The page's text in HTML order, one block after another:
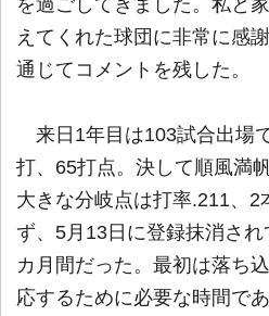
を過ごしてきました。私と
えてくれた球団に非常に感
通じてコメントを残した。
来日1年目は103試合出場
打、65打点。決して順風満
大きな分岐点は打率.211、2
ず、5月13日に登録抹消さ
カ月間だった。最初は落ち
応するために必要な時間で